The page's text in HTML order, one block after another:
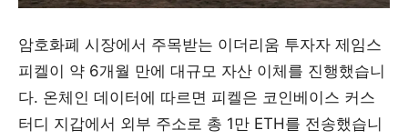
암호화폐 시장에서 주목받는 이더리움 투자자 제임스
피켈이 약 6개월 만에 대규모 자산 이체를 진행했습니
다. 온체인 데이터에 따르면 피켈은 코인베이스 커스
터디 지갑에서 외부 주소로 총 1만 ETH를 전송했습니